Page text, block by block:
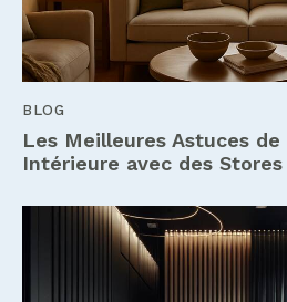
BLOG
Les Meilleures Astuces
Intérieure avec des